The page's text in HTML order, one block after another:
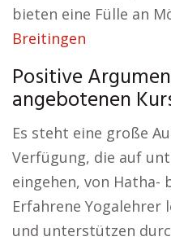
bieten eine Fülle an
Breitingen
Positive
angebotenen
Es steht eine große
Verfügung, die auf
eingehen, von Hatha-
Erfahrene Yogalehrer
und unterstützen